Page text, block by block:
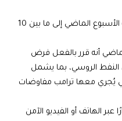
ما حذا بترامب إلى تقليص هذه المهلة الأسبوع الماضي إلى ما بين 10
أنه قرر بالفعل فرض
النفط الروسي، بما يشمل
يُجري معها ترامب مفاوضات
عبر الهاتف أو الفيديو الآمن